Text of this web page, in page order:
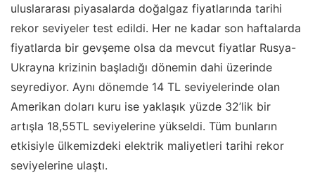
uluslararası piyasalarda doğalgaz fiyatlarında tarihi
rekor seviyeler test edildi. Her ne kadar son haftalarda
fiyatlarda bir gevşeme olsa da mevcut fiyatlar Rusya-
Ukrayna krizinin başladığı dönemin dahi üzerinde
seyrediyor. Aynı dönemde 14 TL seviyelerinde olan
Amerikan doları kuru ise yaklaşık yüzde 32’lik bir
artışla 18,55TL seviyelerine yükseldi. Tüm bunların
etkisiyle ülkemizdeki elektrik maliyetleri tarihi rekor
seviyelerine ulaştı.